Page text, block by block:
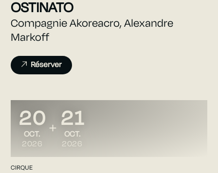
OSTINATO
Compagnie Akoreacro, Alexandre
Markoff
Réserver
DU
20
OCTOBRE
OCT.
2026
AU
21
OCTOBRE
OCT.
2026
CIRQUE